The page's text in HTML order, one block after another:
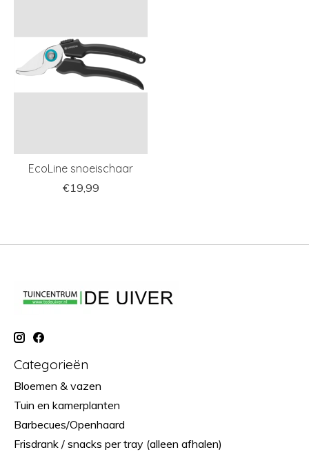
EcoLine snoeischaar
€19,99
Categorieën
Bloemen & vazen
Tuin en kamerplanten
Barbecues/Openhaard
Frisdrank / snacks per tray (alleen afhalen)